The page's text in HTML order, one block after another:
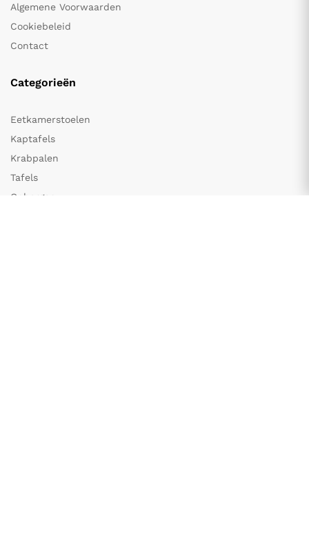
Algemene Voorwaarden
Cookiebeleid
Contact
Categorieën
Eetkamerstoelen
Kaptafels
Krabpalen
Tafels
Opbergen